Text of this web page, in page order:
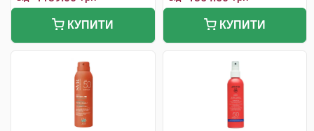
КУПИТИ КУПИТИ